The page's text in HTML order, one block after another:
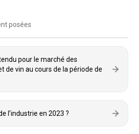
posées
pour le marché des
de vin au cours de la période de
l’industrie en 2023 ?